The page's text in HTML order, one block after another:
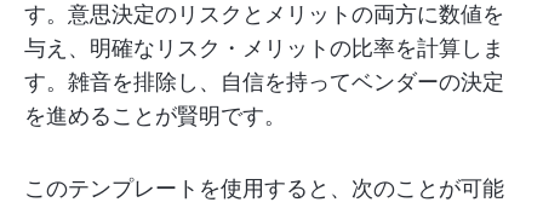
す。意思決定のリスクとメリットの両方に数値を
与え、明確なリスク・メリットの比率を計算しま
す。雑音を排除し、自信を持ってベンダーの決定
を進めることが賢明です。
このテンプレートを使用すると、次のことが可能